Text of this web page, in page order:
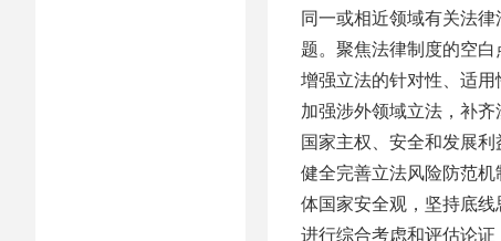
同一或相近领域有关法
题。聚焦法律制度的空白
增强立法的针对性、适
加强涉外领域立法，补
国家主权、安全和发展利
健全完善立法风险防范
体国家安全观，坚持底
进行综合考虑和评估论